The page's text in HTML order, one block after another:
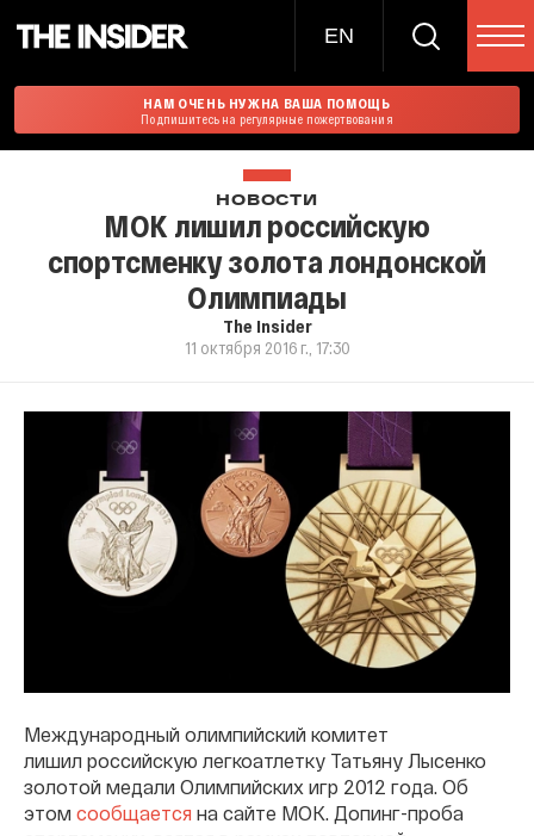
EN
НАМ ОЧЕНЬ НУЖНА ВАША ПОМОЩЬ
Подпишитесь на регулярные пожертвования
НОВОСТИ
МОК лишил российскую
спортсменку золота лондонской
Олимпиады
The Insider
11 октября 2016 г., 17:30
Международный олимпийский комитет
лишил российскую легкоатлетку Татьяну Лысенко
золотой медали Олимпийских игр 2012 года. Об
этом сообщается на сайте МОК. Допинг-проба